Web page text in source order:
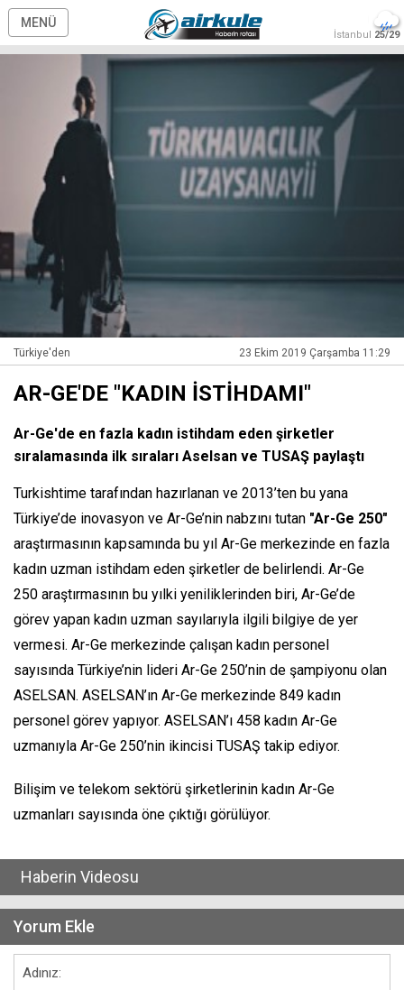
MENÜ
İstanbul 25/29
Türkiye'den 23 Ekim 2019 Çarşamba 11:29
AR-GE'DE "KADIN İSTİHDAMI"
Ar-Ge'de en fazla kadın istihdam eden şirketler
sıralamasında ilk sıraları Aselsan ve TUSAŞ paylaştı
Turkishtime tarafından hazırlanan ve 2013’ten bu yana
Türkiye’de inovasyon ve Ar-Ge’nin nabzını tutan "Ar-Ge 250"
araştırmasının kapsamında bu yıl Ar-Ge merkezinde en fazla
kadın uzman istihdam eden şirketler de belirlendi. Ar-Ge
250 araştırmasının bu yılki yeniliklerinden biri, Ar-Ge’de
görev yapan kadın uzman sayılarıyla ilgili bilgiye de yer
vermesi. Ar-Ge merkezinde çalışan kadın personel
sayısında Türkiye’nin lideri Ar-Ge 250’nin de şampiyonu olan
ASELSAN. ASELSAN’ın Ar-Ge merkezinde 849 kadın
personel görev yapıyor. ASELSAN’ı 458 kadın Ar-Ge
uzmanıyla Ar-Ge 250’nin ikincisi TUSAŞ takip ediyor.
Bilişim ve telekom sektörü şirketlerinin kadın Ar-Ge
uzmanları sayısında öne çıktığı görülüyor.
Haberin Videosu
Yorum Ekle